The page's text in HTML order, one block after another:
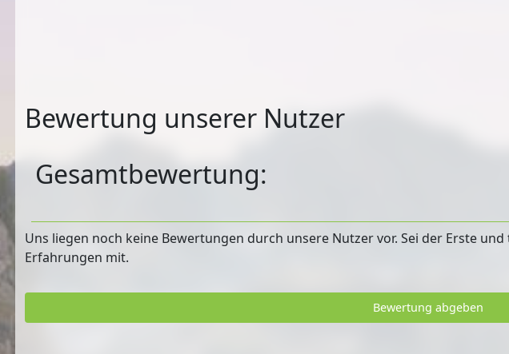
Bewertung unserer Nutzer
Gesamtbewertung:
Uns liegen noch keine Bewertungen durch unsere Nutzer vor. Sei der Erste
Erfahrungen mit.
Bewertung abgeben